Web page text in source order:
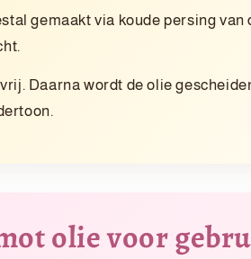
gemaakt via koude persing
Daarna wordt de olie
olie voor